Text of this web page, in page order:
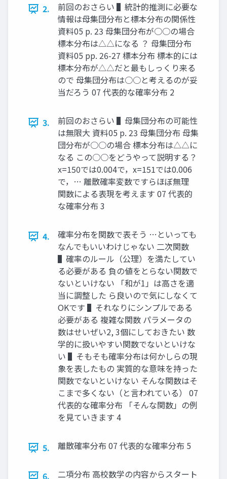
2.
前回のおさらい ▌統計的推測に必要な
情報は母集団分布と標本分布の関係性
資料05 p. 23 母集団分布が○○の場合
標本分布は△△になる ？ 母集団分布
資料05 pp. 26-27 標本分布 標本的には
標本分布が△△だと最もしっくり来る
ので 母集団分布は○○と考えるのが妥
当だろう 07 代表的な確率分布 2
3.
前回のおさらい ▌母集団分布の可能性
は無限大 資料05 p. 23 母集団分布 母集
団分布が○○の場合 標本分布は△△に
なる この○○をどうやって説明する？
x=150では0.004で，x=151では0.006
で，… 離散確率変数ですらほぼ無理
関数による表現を考えます 07 代表的
な確率分布 3
4.
確率分布を関数で表そう …といっても
なんでもいいわけじゃない 二次関数
▌確率のルール（公理）を満たしてい
る必要がある 負の値をとらない関数で
ないといけない 「和が1」は高さを適
当に調整した ら良いので気にしなくて
OKです ▌それなりにシンプルである
必要がある 複雑な関数 パラメータの
数はせいぜい2, 3個にしておきたい 数
学的に扱いやすい関数でないといけな
い ▌そもそも確率分布は何かしらの現
象を表したもの 実質的な意味を持った
関数でないといけない そんな関数はそ
こまで多くない（と言われている） 07
代表的な確率分布 「そんな関数」の例
を見ていきます 4
5. 離散確率分布 07 代表的な確率分布 5
6. 二項分布 高校数学の内容からスタート